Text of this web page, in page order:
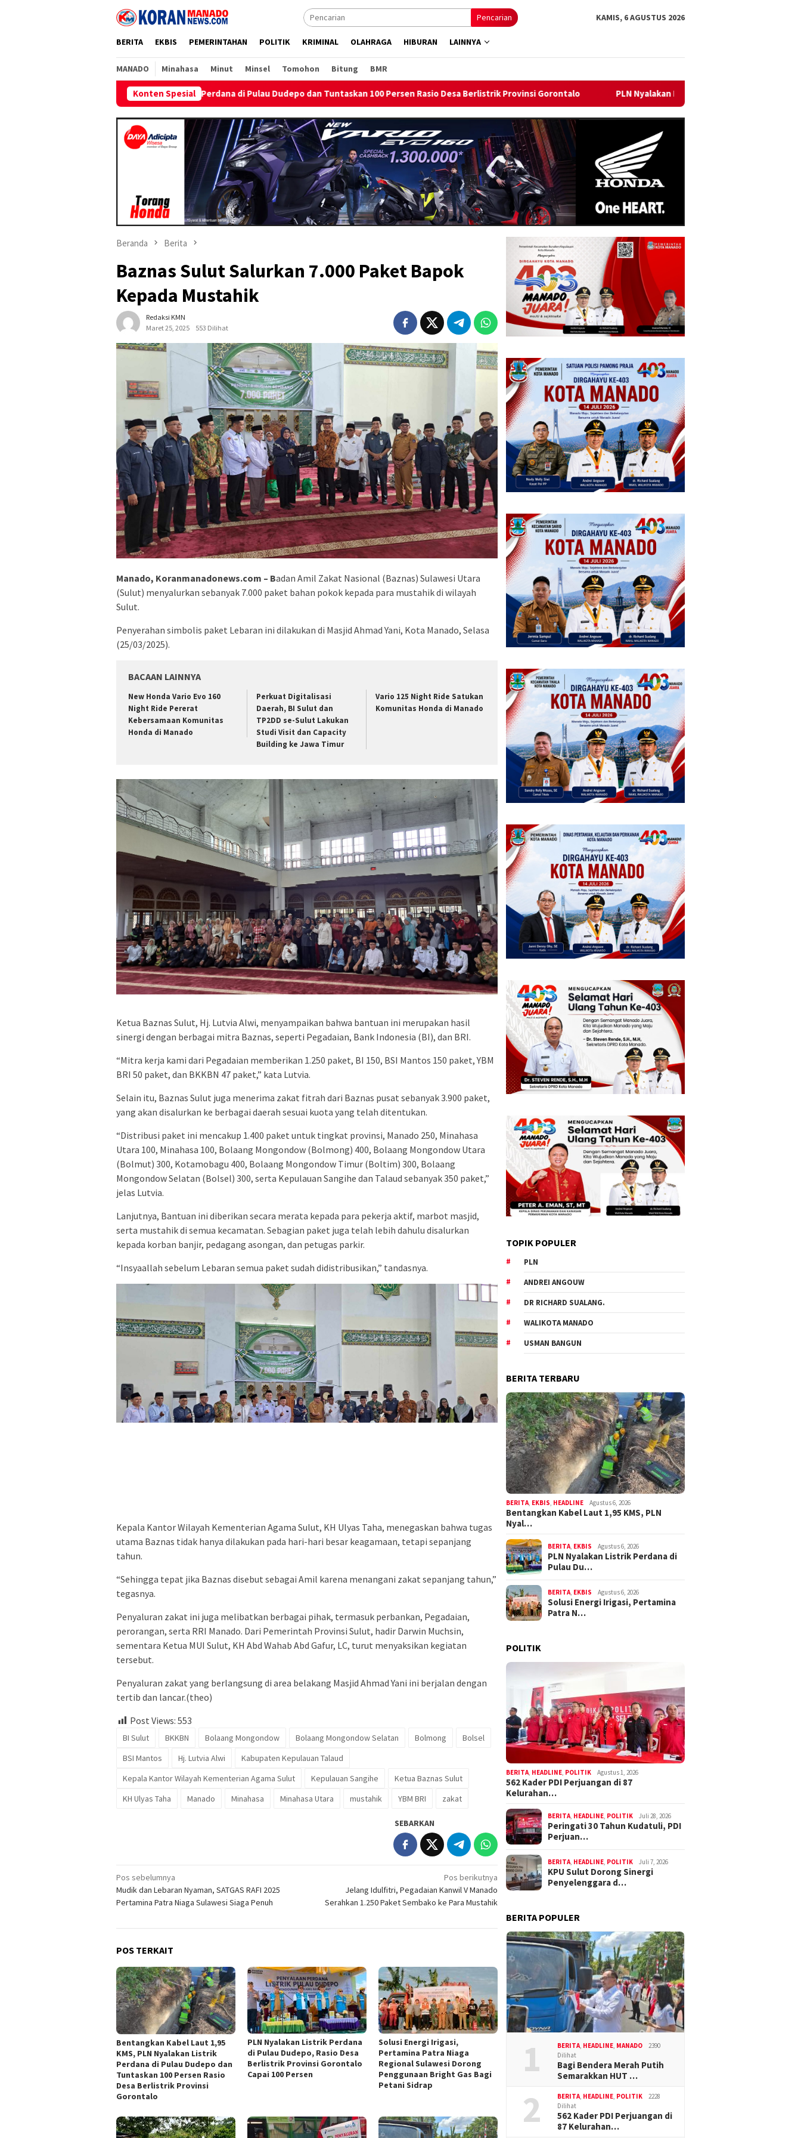
Pencarian KAMIS, 6 AGUSTUS 2026
BERITA EKBIS PEMERINTAHAN POLITIK KRIMINAL OLAHRAGA HIBURAN LAINNYA
MANADO Minahasa Minut Minsel Tomohon Bitung BMR
Konten Spesial
Nyalakan Listrik Perdana di Pulau Dudepo dan Tuntaskan 100 Persen Rasio Desa Berlistrik Provinsi Gorontalo PLN Nyalakan Listrik Perdana di Pulau Dudepo, Rasio Desa Berlistrik
Beranda Berita
Baznas Sulut Salurkan 7.000 Paket Bapok
Kepada Mustahik
Redaksi KMN
Maret 25, 2025
553 Dilihat
Manado, Koranmanadonews.com – Badan Amil Zakat Nasional (Baznas) Sulawesi Utara
(Sulut) menyalurkan sebanyak 7.000 paket bahan pokok kepada para mustahik di wilayah
Sulut.
Penyerahan simbolis paket Lebaran ini dilakukan di Masjid Ahmad Yani, Kota Manado, Selasa
(25/03/2025).
BACAAN LAINNYA
New Honda Vario Evo 160
Night Ride Pererat
Kebersamaan Komunitas
Honda di Manado
Perkuat Digitalisasi
Daerah, BI Sulut dan
TP2DD se-Sulut Lakukan
Studi Visit dan Capacity
Building ke Jawa Timur
Vario 125 Night Ride Satukan
Komunitas Honda di Manado
Ketua Baznas Sulut, Hj. Lutvia Alwi, menyampaikan bahwa bantuan ini merupakan hasil
sinergi dengan berbagai mitra Baznas, seperti Pegadaian, Bank Indonesia (BI), dan BRI.
“Mitra kerja kami dari Pegadaian memberikan 1.250 paket, BI 150, BSI Mantos 150 paket, YBM
BRI 50 paket, dan BKKBN 47 paket,” kata Lutvia.
Selain itu, Baznas Sulut juga menerima zakat fitrah dari Baznas pusat sebanyak 3.900 paket,
yang akan disalurkan ke berbagai daerah sesuai kuota yang telah ditentukan.
“Distribusi paket ini mencakup 1.400 paket untuk tingkat provinsi, Manado 250, Minahasa
Utara 100, Minahasa 100, Bolaang Mongondow (Bolmong) 400, Bolaang Mongondow Utara
(Bolmut) 300, Kotamobagu 400, Bolaang Mongondow Timur (Boltim) 300, Bolaang
Mongondow Selatan (Bolsel) 300, serta Kepulauan Sangihe dan Talaud sebanyak 350 paket,”
jelas Lutvia.
Lanjutnya, Bantuan ini diberikan secara merata kepada para pekerja aktif, marbot masjid,
serta mustahik di semua kecamatan. Sebagian paket juga telah lebih dahulu disalurkan
kepada korban banjir, pedagang asongan, dan petugas parkir.
“Insyaallah sebelum Lebaran semua paket sudah didistribusikan,” tandasnya.
Kepala Kantor Wilayah Kementerian Agama Sulut, KH Ulyas Taha, menegaskan bahwa tugas
utama Baznas tidak hanya dilakukan pada hari-hari besar keagamaan, tetapi sepanjang
tahun.
“Sehingga tepat jika Baznas disebut sebagai Amil karena menangani zakat sepanjang tahun,”
tegasnya.
Penyaluran zakat ini juga melibatkan berbagai pihak, termasuk perbankan, Pegadaian,
perorangan, serta RRI Manado. Dari Pemerintah Provinsi Sulut, hadir Darwin Muchsin,
sementara Ketua MUI Sulut, KH Abd Wahab Abd Gafur, LC, turut menyaksikan kegiatan
tersebut.
Penyaluran zakat yang berlangsung di area belakang Masjid Ahmad Yani ini berjalan dengan
tertib dan lancar.(theo)
Post Views: 553
BI Sulut BKKBN Bolaang Mongondow Bolaang Mongondow Selatan Bolmong
Bolsel
BSI Mantos
Hj. Lutvia Alwi
Kabupaten Kepulauan Talaud
Kepala Kantor Wilayah Kementerian Agama Sulut
Kepulauan Sangihe
Ketua Baznas Sulut
KH Ulyas Taha
Manado Minahasa Minahasa Utara mustahik YBM BRI zakat
SEBARKAN
Navigasi
pos
Pos sebelumnya
Mudik dan Lebaran Nyaman, SATGAS RAFI 2025
Pertamina Patra Niaga Sulawesi Siaga Penuh
Pos berikutnya
Jelang Idulfitri, Pegadaian Kanwil V Manado
Serahkan 1.250 Paket Sembako ke Para Mustahik
POS TERKAIT
Bentangkan Kabel Laut 1,95
KMS, PLN Nyalakan Listrik
Perdana di Pulau Dudepo dan
Tuntaskan 100 Persen Rasio
Desa Berlistrik Provinsi
Gorontalo
PLN Nyalakan Listrik Perdana
di Pulau Dudepo, Rasio Desa
Berlistrik Provinsi Gorontalo
Capai 100 Persen
Solusi Energi Irigasi,
Pertamina Patra Niaga
Regional Sulawesi Dorong
Penggunaan Bright Gas Bagi
Petani Sidrap
TOPIK POPULER
PLN
ANDREI ANGOUW
DR RICHARD SUALANG.
WALIKOTA MANADO
USMAN BANGUN
BERITA TERBARU
BERITA EKBIS HEADLINE Agustus 6, 2026
Bentangkan Kabel Laut 1,95 KMS, PLN
Nyal…
BERITA EKBIS Agustus 6, 2026
PLN Nyalakan Listrik Perdana di
Pulau Du…
BERITA EKBIS Agustus 6, 2026
Solusi Energi Irigasi, Pertamina
Patra N…
POLITIK
BERITA HEADLINE POLITIK Agustus 1, 2026
562 Kader PDI Perjuangan di 87
Kelurahan…
BERITA HEADLINE POLITIK Juli 28, 2026
Peringati 30 Tahun Kudatuli, PDI
Perjuan…
BERITA HEADLINE POLITIK Juli 7, 2026
KPU Sulut Dorong Sinergi
Penyelenggara d…
BERITA POPULER
1 BERITA, HEADLINE, MANADO
2390
Dilihat
Bagi Bendera Merah Putih
Semarakkan HUT …
2 BERITA, HEADLINE, POLITIK
2228
Dilihat
562 Kader PDI Perjuangan di
87 Kelurahan…